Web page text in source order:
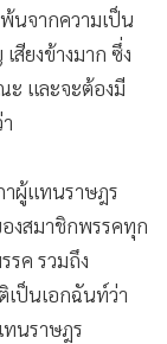
นจากความเป็น
สียงข้างมาก ซึ่ง
และจะต้องมี
ผู้แทนราษฎร
งสมาชิกพรรคทุก
รค รวมถึง
เป็นเอกฉันท์ว่า
ทนราษฎร